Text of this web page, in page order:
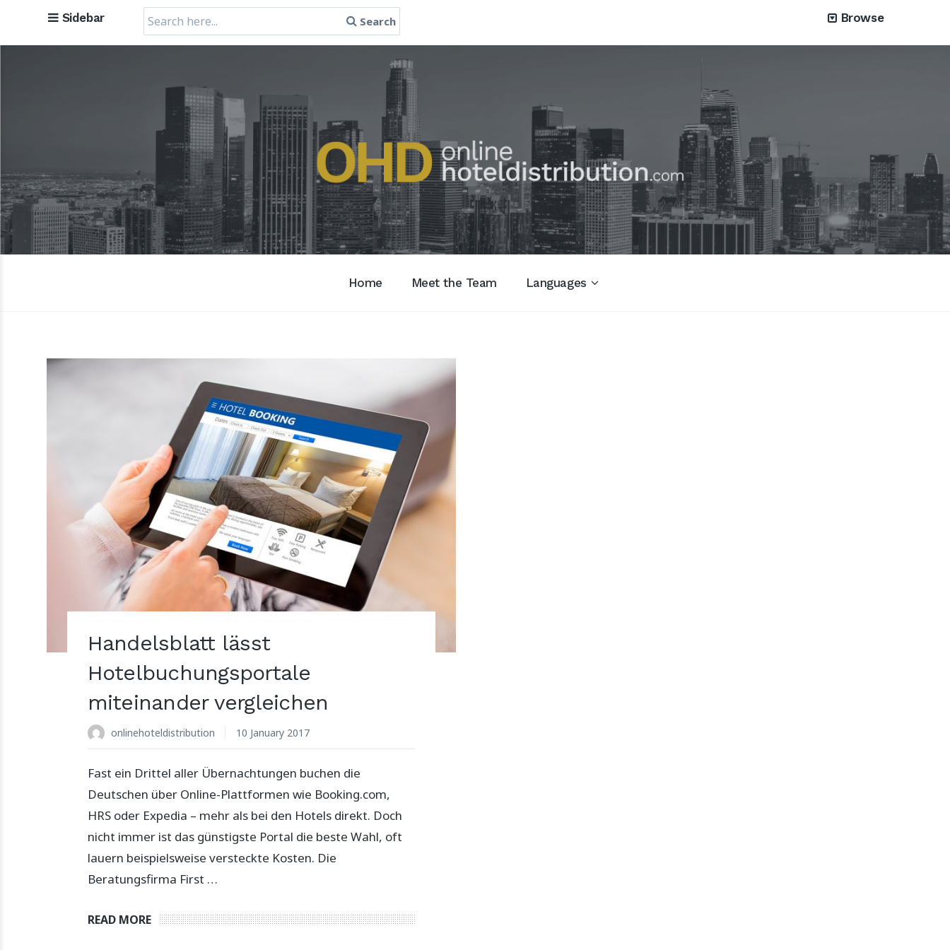
Sidebar
Search
for:
Search Browse
Home Meet the Team Languages
Handelsblatt lässt
Hotelbuchungsportale
miteinander vergleichen
onlinehoteldistribution 10 January 2017
Fast ein Drittel aller Übernachtungen buchen die
Deutschen über Online-Plattformen wie Booking.com,
HRS oder Expedia – mehr als bei den Hotels direkt. Doch
nicht immer ist das günstigste Portal die beste Wahl, oft
lauern beispielsweise versteckte Kosten. Die
Beratungsfirma First …
READ MORE